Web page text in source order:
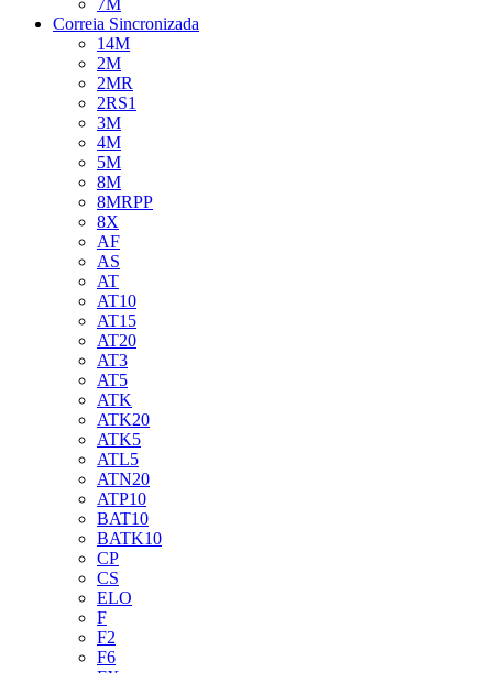
7M
Correia Sincronizada
14M
2M
2MR
2RS1
3M
4M
5M
8M
8MRPP
8X
AF
AS
AT
AT10
AT15
AT20
AT3
AT5
ATK
ATK20
ATK5
ATL5
ATN20
ATP10
BAT10
BATK10
CP
CS
ELO
F
F2
F6